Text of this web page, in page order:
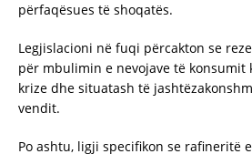
përfaqësues të shoqatës.
Legjislacioni në fuqi përcakton se
për mbulimin e nevojave të konsumit
krize dhe situatash të
vendit.
Po ashtu, ligji specifikon se rafineritë